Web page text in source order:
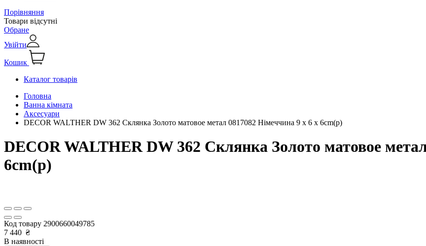
Порівняння
Товари відсутні
Обране
Увійти
Кошик
Каталог товарів
Головна
Ванна кімната
Аксесуари
DECOR WALTHER DW 362 Склянка Золото матовое метал 0817082 Німеччина 9 x 6 x 6cm(р)
DECOR WALTHER DW 362 Склянка Золото матовое
6cm(р)
Код товару 2900660049785
7 440 ₴
В наявності